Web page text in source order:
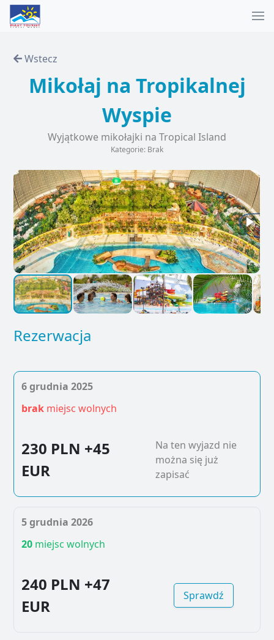
Wstecz
Mikołaj na Tropikalnej
Wyspie
Wyjątkowe mikołajki na Tropical Island
Kategorie: Brak
Rezerwacja
6 grudnia 2025
brak miejsc wolnych
230 PLN +45
EUR
Na ten wyjazd nie
można się już
zapisać
5 grudnia 2026
20 miejsc wolnych
240 PLN +47
EUR
Sprawdź